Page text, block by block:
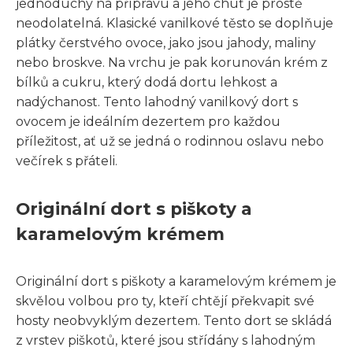
jednoduchý na přípravu a jeho chuť je prostě
neodolatelná. Klasické vanilkové těsto se doplňuje
plátky čerstvého ovoce, jako jsou jahody, maliny
nebo broskve. Na vrchu je pak korunován krém z
bílků a cukru, který dodá dortu lehkost a
nadýchanost. Tento lahodný vanilkový dort s
ovocem je ideálním dezertem pro každou
příležitost, ať už se jedná o rodinnou oslavu nebo
večírek s přáteli.
Originální dort s piškoty a
karamelovým krémem
Originální dort s piškoty a karamelovým krémem je
skvělou volbou pro ty, kteří chtějí překvapit své
hosty neobvyklým dezertem. Tento dort se skládá
z vrstev piškotů, které jsou střídány s lahodným